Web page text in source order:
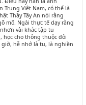
Trung Việt Nam, có thể là
Thầy Tây An nói rằng
mõ. Ngài thực tế dạy rằng
vài khắc tập tu
học cho thông thuộc đôi
giờ, hễ nhớ là tu, là nghiền